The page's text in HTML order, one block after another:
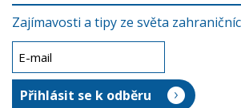
Zajímavosti a tipy ze světa